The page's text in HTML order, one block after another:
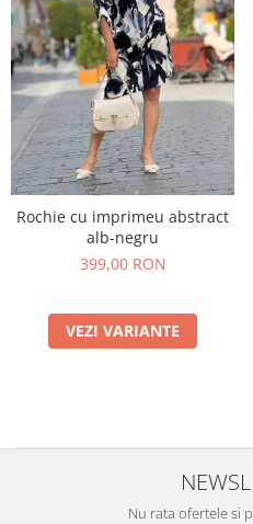
Rochie cu imprimeu abstract
alb-negru
399,00 RON
VEZI VARIANTE
Nu rata ofertele si